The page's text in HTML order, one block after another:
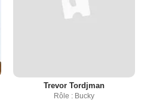
Trevor Tordjman
Rôle : Bucky